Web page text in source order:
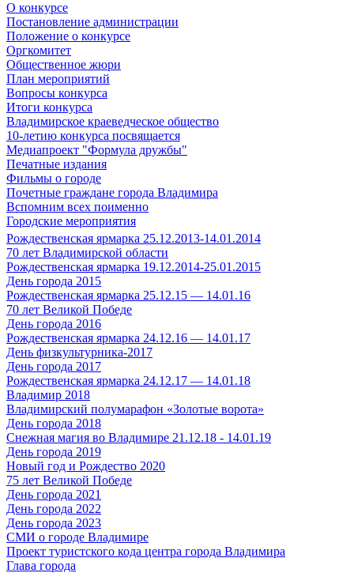
О конкурсе
Постановление администрации
Положение о конкурсе
Оргкомитет
Общественное жюри
План мероприятий
Вопросы конкурса
Итоги конкурса
Владимирское краеведческое общество
10-летию конкурса посвящается
Медиапроект "Формула дружбы"
Печатные издания
Фильмы о городе
Почетные граждане города Владимира
Вспомним всех поименно
Городские мероприятия
Рождественская ярмарка 25.12.2013-14.01.2014
70 лет Владимирской области
Рождественская ярмарка 19.12.2014-25.01.2015
День города 2015
Рождественская ярмарка 25.12.15 — 14.01.16
70 лет Великой Победе
День города 2016
Рождественская ярмарка 24.12.16 — 14.01.17
День физкультурника-2017
День города 2017
Рождественская ярмарка 24.12.17 — 14.01.18
Владимир 2018
Владимирский полумарафон «Золотые ворота»
День города 2018
Снежная магия во Владимире 21.12.18 - 14.01.19
День города 2019
Новый год и Рождество 2020
75 лет Великой Победе
День города 2021
День города 2022
День города 2023
СМИ о городе Владимире
Проект туристского кода центра города Владимира
Глава города